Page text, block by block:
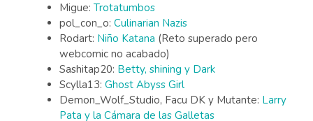
Migue: Trotatumbos
pol_con_o: Culinarian Nazis
Rodart: Niño Katana (Reto superado pero
webcomic no acabado)
Sashitap20: Betty, shining y Dark
Scylla13: Ghost Abyss Girl
Demon_Wolf_Studio, Facu DK y Mutante: Larry
Pata y la Cámara de las Galletas